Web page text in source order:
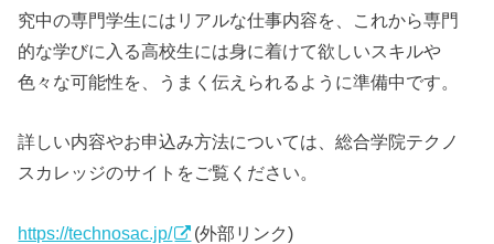
究中の専門学生にはリアルな仕事内容を、これから専門
的な学びに入る高校生には身に着けて欲しいスキルや
色々な可能性を、うまく伝えられるように準備中です。
詳しい内容やお申込み方法については、総合学院テクノ
スカレッジのサイトをご覧ください。
https://technosac.jp/ (外部リンク)